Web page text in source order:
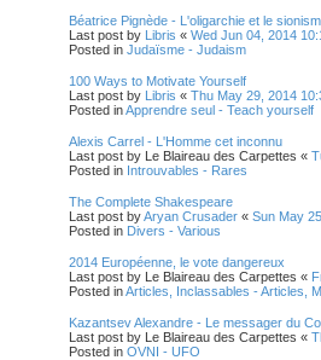
Béatrice Pignède - L'oligarchie et le
Last post by Libris « Wed Jun 04, 2014
Posted in Judaïsme - Judaism
100 Ways to Motivate Yourself
Last post by Libris « Thu May 29, 2014
Posted inApprendre seul - Teach yourself
Alexis Carrel - L'Homme cet inconnu
Last post by Le Blaireau des Carpettes «
Posted in Introuvables - Rares
The Complete Shakespeare
Last post byAryan Crusader « Sun May
Posted in Divers - Various
2014 Européenne, le vote dangereux
Last post by Le Blaireau des Carpettes «
Posted inArticles, Inclassables - Articles,
Kazantsev Alexandre - Le messager du
Last post by Le Blaireau des Carpettes «
Posted in OVNI - UFO